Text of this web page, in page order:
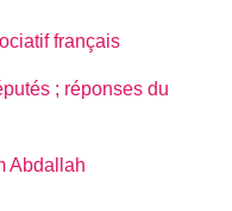
français
; réponses du
Abdallah